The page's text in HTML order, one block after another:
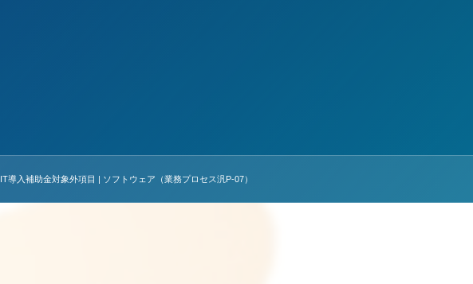
IT導入補助金対象外項目 | ソフトウェア（業務プロセス汎P-07）